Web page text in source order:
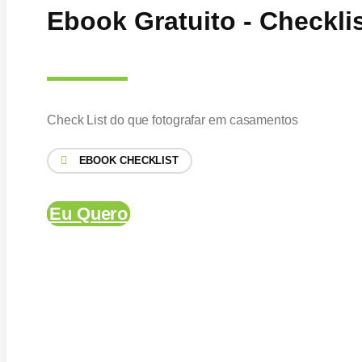
Ebook Gratuito -
Check List do que fotografar em casamentos
EBOOK CHECKLIST
Eu Quero